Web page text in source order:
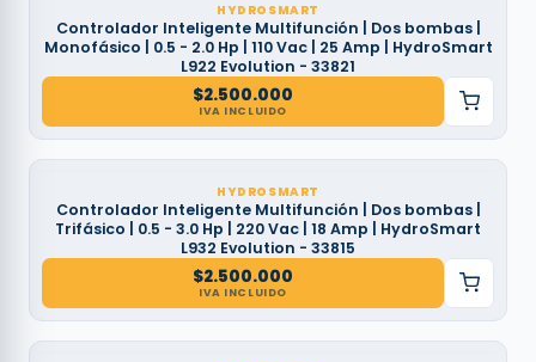
HYDROSMART
Controlador Inteligente Multifunción | Dos bombas |
Monofásico | 0.5 - 2.0 Hp | 110 Vac | 25 Amp | HydroSmart
L922 Evolution - 33821
$2.500.000
IVA INCLUIDO
HYDROSMART
Controlador Inteligente Multifunción | Dos bombas |
Trifásico | 0.5 - 3.0 Hp | 220 Vac | 18 Amp | HydroSmart
L932 Evolution - 33815
$2.500.000
IVA INCLUIDO